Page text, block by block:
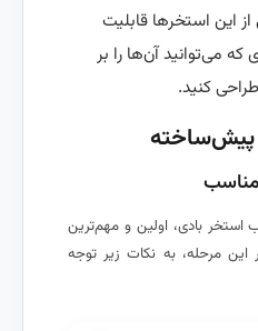
این استخرها قابلیت
می‌توانید آن‌ها را بر
کنید.
بادی، اولین و مهم‌ترین
مرحله، به نکات زیر توجه